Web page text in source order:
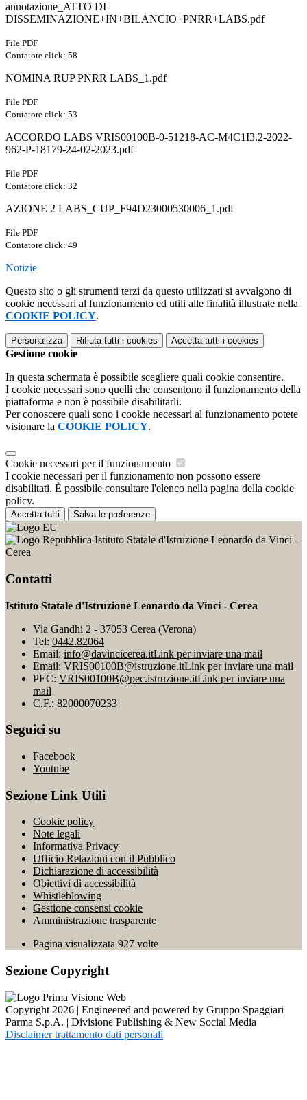
annotazione_ATTO DI
DISSEMINAZIONE+IN+BILANCIO+PNRR+LABS.pdf
File PDF
Contatore click: 58
NOMINA RUP PNRR LABS_1.pdf
File PDF
Contatore click: 53
ACCORDO LABS VRIS00100B-0-51218-AC-M4C1I3.2-2022-
962-P-18179-24-02-2023.pdf
File PDF
Contatore click: 32
AZIONE 2 LABS_CUP_F94D23000530006_1.pdf
File PDF
Contatore click: 49
Notizie
Questo sito o gli strumenti terzi da questo utilizzati si avvalgono di
cookie necessari al funzionamento ed utili alle finalità illustrate nella
COOKIE POLICY.
Personalizza Rifiuta tutti i cookies Accetta tutti i cookies
Gestione cookie
In questa schermata è possibile scegliere quali cookie consentire.
I cookie necessari sono quelli che consentono il funzionamento della
piattaforma e non è possibile disabilitarli.
Per conoscere quali sono i cookie necessari al funzionamento potete
visionare la COOKIE POLICY.
Cookie necessari per il funzionamento
I cookie necessari per il funzionamento non possono essere
disabilitati. È possibile consultare l'elenco nella pagina della cookie
policy.
Accetta tutti Salva le preferenze
Istituto Statale d'Istruzione Leonardo da Vinci -
Cerea
Contatti
Istituto Statale d'Istruzione Leonardo da Vinci - Cerea
Via Gandhi 2 - 37053 Cerea (Verona)
Tel: 0442.82064
Email: info@davincicerea.itLink per inviare una mail
Email: VRIS00100B@istruzione.itLink per inviare una mail
PEC: VRIS00100B@pec.istruzione.itLink per inviare una
mail
C.F.: 82000070233
Seguici su
Facebook
Youtube
Sezione Link Utili
Cookie policy
Note legali
Informativa Privacy
Ufficio Relazioni con il Pubblico
Dichiarazione di accessibilità
Obiettivi di accessibilità
Whistleblowing
Gestione consensi cookie
Amministrazione trasparente
Pagina visualizzata 927 volte
Sezione Copyright
Copyright 2026 | Engineered and powered by Gruppo Spaggiari
Parma S.p.A. | Divisione Publishing & New Social Media
Disclaimer trattamento dati personali